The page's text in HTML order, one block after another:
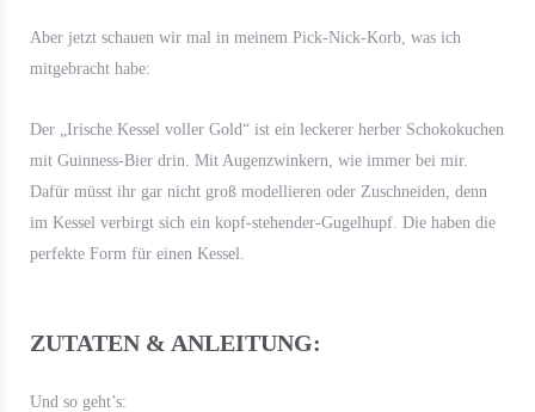
Aber jetzt schauen wir mal in meinem Pick-Nick-Korb, was ich
mitgebracht habe:
Der „Irische Kessel voller Gold“ ist ein leckerer herber Schokokuchen
mit Guinness-Bier drin. Mit Augenzwinkern, wie immer bei mir.
Dafür müsst ihr gar nicht groß modellieren oder Zuschneiden, denn
im Kessel verbirgt sich ein kopf-stehender-Gugelhupf. Die haben die
perfekte Form für einen Kessel.
ZUTATEN & ANLEITUNG:
Und so geht’s: